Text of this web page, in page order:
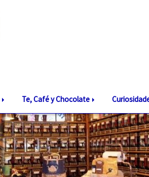
Te, Café y Chocolate